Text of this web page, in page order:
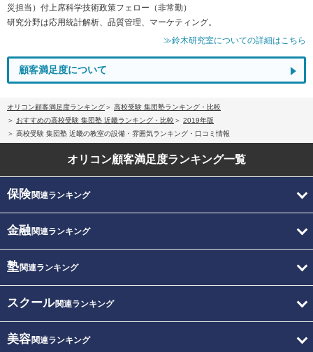
災担当）付上席科学技術政策フェロー（非常勤）
研究分野は応用統計解析、品質管理、マーケティング。
≫鈴木研究室についての詳細はこちら
顧客満足度について
オリコン顧客満足度ランキング
高校受験 集団塾ランキング・比較
おすすめの高校受験 集団塾 近畿ランキング・比較
2019年版
高校受験 集団塾 近畿の教室の設備・雰囲気ランキング・口コミ情報
オリコン顧客満足度ランキング一覧
保険関連ランキング
金融関連ランキング
塾関連ランキング
スクール関連ランキング
美容関連ランキング